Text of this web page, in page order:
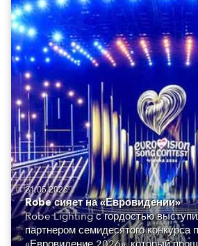
21.05.2026
Robe сияет на «Евровидении»
Robe Lighting с гордостью
партнером семидесятого конкурса